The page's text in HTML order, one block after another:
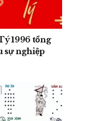
1996 tổng
sự nghiệp